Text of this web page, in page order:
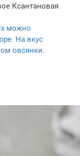
Ксантановая
можно
На вкус
овсянки.